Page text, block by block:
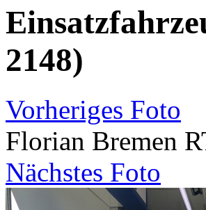
2148)
Vorheriges Foto
Florian Bremen
Nächstes Foto